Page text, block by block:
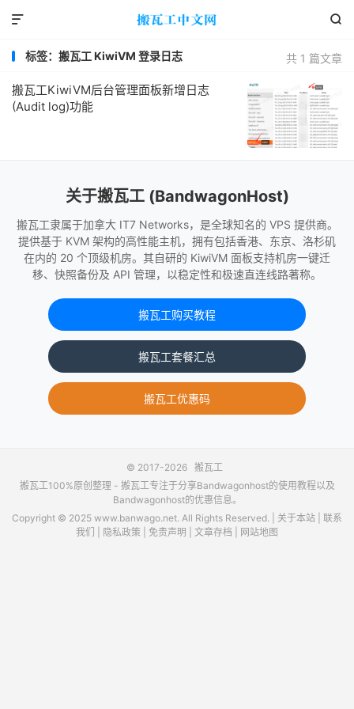


共 1 篇文章
标签：搬瓦工 KiwiVM 登录日志
搬瓦工KiwiVM后台管理面板新增日志
(Audit log)功能
关于搬瓦工 (BandwagonHost)
搬瓦工隶属于加拿大 IT7 Networks，是全球知名的 VPS 提供商。
提供基于 KVM 架构的高性能主机，拥有包括香港、东京、洛杉矶
在内的 20 个顶级机房。其自研的 KiwiVM 面板支持机房一键迁
移、快照备份及 API 管理，以稳定性和极速直连线路著称。
搬瓦工购买教程
搬瓦工套餐汇总
搬瓦工优惠码
© 2017-2026 搬瓦工
搬瓦工100%原创整理 - 搬瓦工专注于分享Bandwagonhost的使用教程以及
Bandwagonhost的优惠信息。
Copyright © 2025 www.banwago.net. All Rights Reserved. | 关于本站
联系
我们
隐私政策 免责声明 文章存档 网站地图